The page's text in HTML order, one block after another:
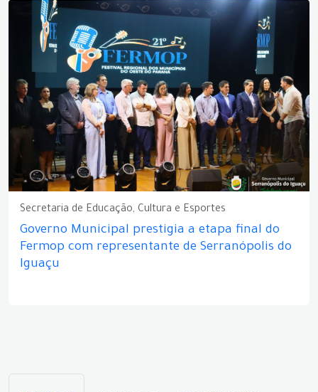
Secretaria de Educação, Cultura e Esportes
Governo Municipal prestigia a etapa final do
Fermop com representante de Serranópolis do
Iguaçu